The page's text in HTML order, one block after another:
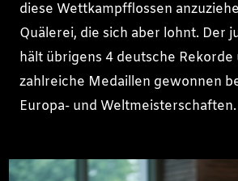
diese Wettkampfflossen
Quälerei, die sich aber lohnt. Der
hält übrigens 4 deutsche Rekorde
zahlreiche Medaillen gewonnen
Europa- und